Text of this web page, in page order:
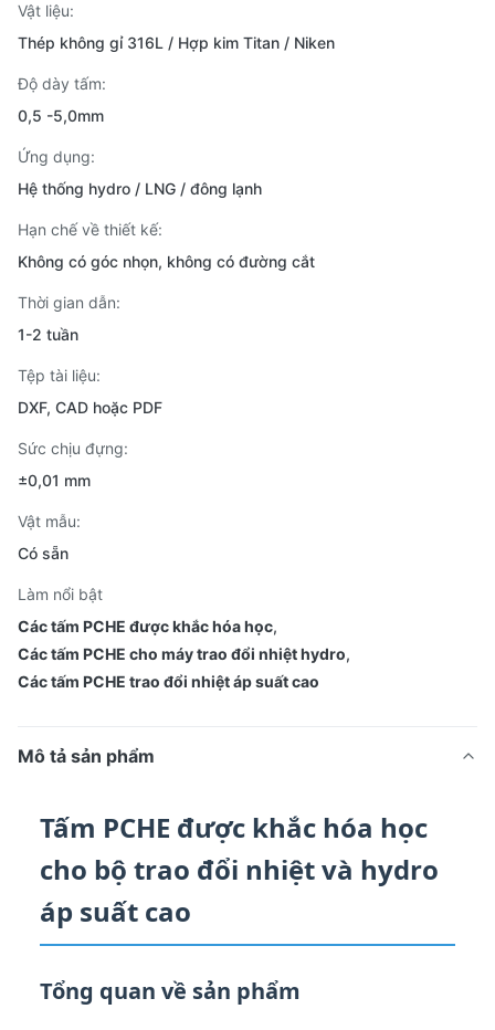
Vật liệu:
Thép không gỉ 316L / Hợp kim Titan / Niken
Độ dày tấm:
0,5 -5,0mm
Ứng dụng:
Hệ thống hydro / LNG / đông lạnh
Hạn chế về thiết kế:
Không có góc nhọn, không có đường cắt
Thời gian dẫn:
1-2 tuần
Tệp tài liệu:
DXF, CAD hoặc PDF
Sức chịu đựng:
±0,01 mm
Vật mẫu:
Có sẵn
Làm nổi bật
Các tấm PCHE được khắc hóa học,
Các tấm PCHE cho máy trao đổi nhiệt hydro,
Các tấm PCHE trao đổi nhiệt áp suất cao
Mô tả sản phẩm
Tấm PCHE được khắc hóa học
cho bộ trao đổi nhiệt và hydro
áp suất cao
Tổng quan về sản phẩm